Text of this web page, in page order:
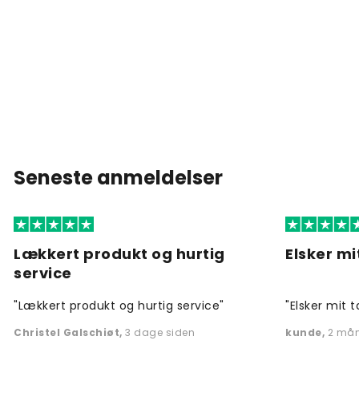
Seneste anmeldelser
Lækkert produkt og hurtig
service
"Lækkert produkt og hurtig service"
Christel Galschiøt, 3 dage siden
Elsker
"Elsker mit
kunde, 2